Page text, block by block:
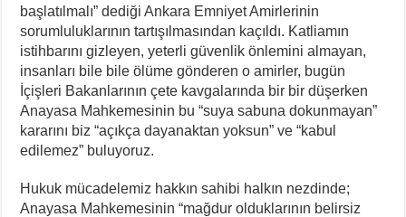
başlatılmalı” dediği Ankara Emniyet Amirlerinin
sorumluluklarının tartışılmasından kaçıldı. Katliamın
istihbarını gizleyen, yeterli güvenlik önlemini almayan,
insanları bile bile ölüme gönderen o amirler, bugün
İçişleri Bakanlarının çete kavgalarında bir bir düşerken
Anayasa Mahkemesinin bu “suya sabuna dokunmayan”
kararını biz “açıkça dayanaktan yoksun” ve “kabul
edilemez” buluyoruz.
Hukuk mücadelemiz hakkın sahibi halkın nezdinde;
Anayasa Mahkemesinin “mağdur olduklarının belirsiz